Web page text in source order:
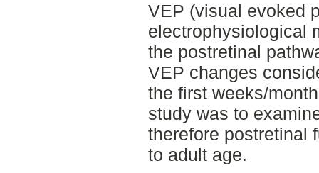
VEP (visual evoked
electrophysiological
the postretinal
VEP changes
the first weeks/
study was to
therefore postretinal
to adult age.